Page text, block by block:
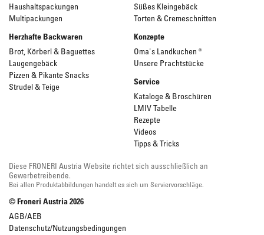
Haushaltspackungen
Multipackungen
Süßes Kleingebäck
Torten & Cremeschnitten
Herzhafte Backwaren
Brot, Körberl & Baguettes
Laugengebäck
Pizzen & Pikante Snacks
Strudel & Teige
Konzepte
Oma's Landkuchen ®
Unsere Prachtstücke
Service
Kataloge & Broschüren
LMIV Tabelle
Rezepte
Videos
Tipps & Tricks
Diese FRONERI Austria Website richtet sich ausschließlich an
Gewerbetreibende.
Bei allen Produktabbildungen handelt es sich um Serviervorschläge.
© Froneri Austria2026
AGB/AEB
Datenschutz/Nutzungsbedingungen